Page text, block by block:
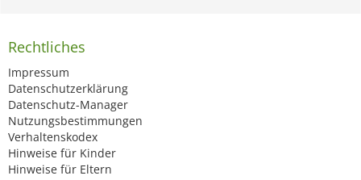
Rechtliches
Impressum
Datenschutzerklärung
Datenschutz-Manager
Nutzungsbestimmungen
Verhaltenskodex
Hinweise für Kinder
Hinweise für Eltern